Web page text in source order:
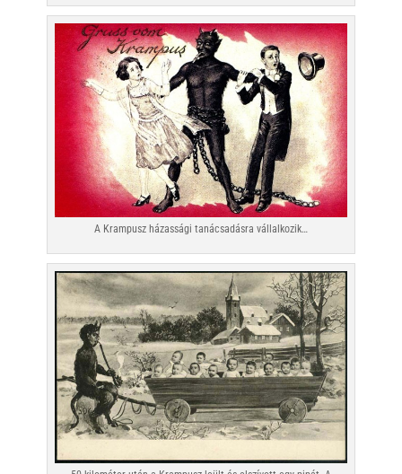
A Krampusz házassági tanácsadásra vállalkozik…